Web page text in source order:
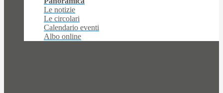
Le notizie
Le circolari
Calendario eventi
Albo online